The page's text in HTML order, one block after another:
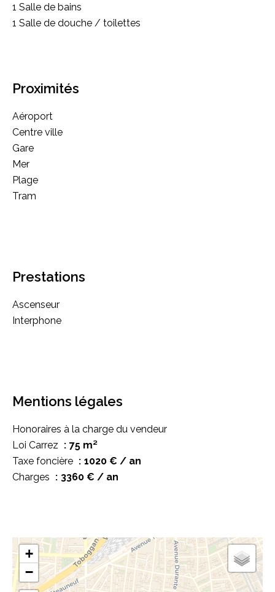
1 Salle de bains
1 Salle de douche / toilettes
Proximités
Aéroport
Centre ville
Gare
Mer
Plage
Tram
Prestations
Ascenseur
Interphone
Mentions légales
Honoraires à la charge du vendeur
Loi Carrez
75 m²
Taxe foncière
1020 € / an
Charges
3360 € / an
+
−